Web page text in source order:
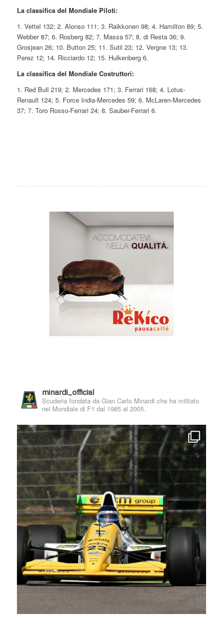
La classifica del Mondiale Piloti:
1. Vettel 132; 2. Alonso 111; 3. Raikkonen 98; 4. Hamilton 89; 5.
Webber 87; 6. Rosberg 82; 7. Massa 57; 8. di Resta 36; 9.
Grosjean 26; 10. Button 25; 11. Sutil 23; 12. Vergne 13; 13.
Perez 12; 14. Ricciardo 12; 15. Hulkenberg 6.
La classifica del Mondiale Costruttori:
1. Red Bull 219; 2. Mercedes 171; 3. Ferrari 168; 4. Lotus-
Renault 124; 5. Force India-Mercedes 59; 6. McLaren-Mercedes
37; 7. Toro Rosso-Ferrari 24; 8. Sauber-Ferrari 6.
minardi_official
Scuderia fondata da Gian Carlo Minardi che ha militato
nel Mondiale di F1 dal 1985 al 2005.